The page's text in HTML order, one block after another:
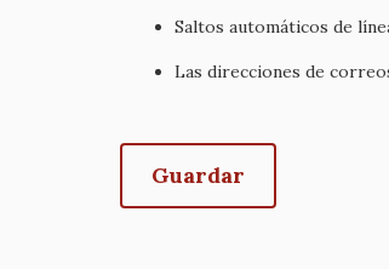
Saltos automáticos de
Las direcciones de